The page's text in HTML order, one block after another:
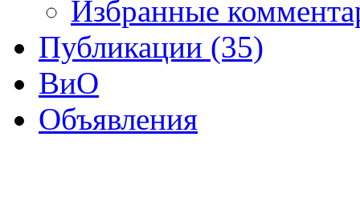
Избранные
Публикации (35)
ВиО
Объявления